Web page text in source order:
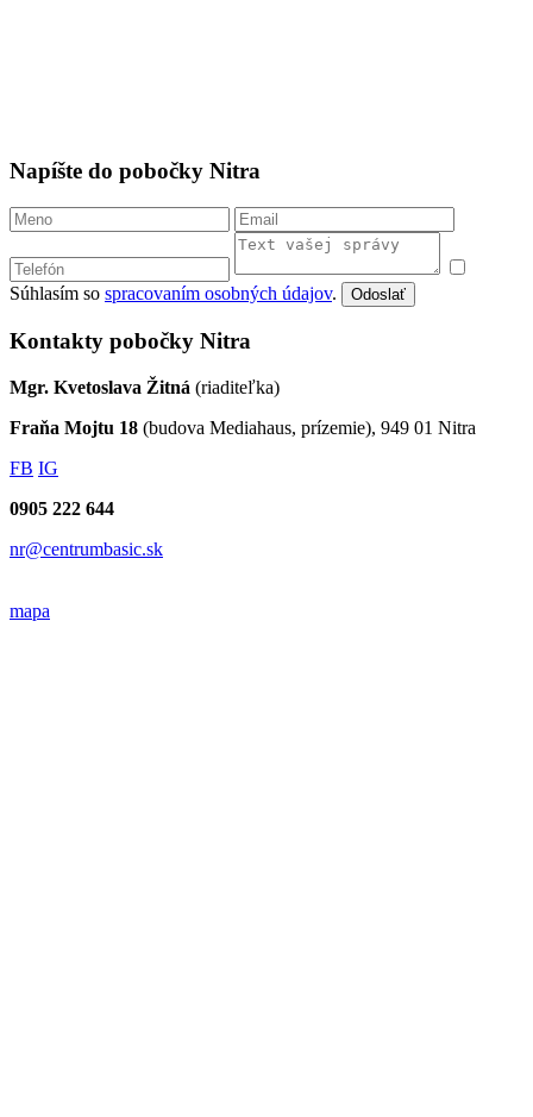
Napíšte do pobočky Nitra
Súhlasím so spracovaním osobných údajov. Odoslať
Kontakty pobočky Nitra
Mgr. Kvetoslava Žitná (riaditeľka)
Fraňa Mojtu 18 (budova Mediahaus, prízemie), 949 01 Nitra
FB IG
0905 222 644
nr@centrumbasic.sk
mapa